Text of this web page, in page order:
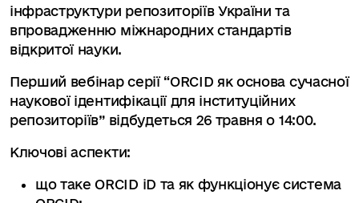
інфраструктури репозиторіїв України та
впровадженню міжнародних стандартів
відкритої науки.
Перший вебінар серії “ORCID як основа сучасної
наукової ідентифікації для інституційних
репозиторіїв” відбудеться 26 травня о 14:00.
Ключові аспекти:
що таке ORCID iD та як функціонує система